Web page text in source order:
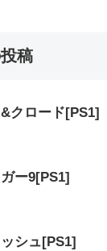
稿
クロード[PS1]
ー9[PS1]
シュ[PS1]